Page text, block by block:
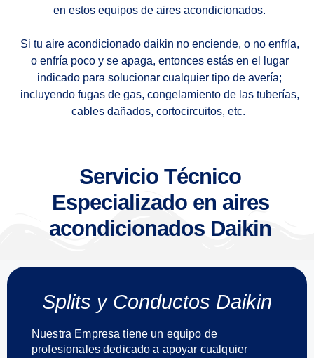
Servicio Técnico
Especializado en aires
acondicionados Daikin
en estos equipos de aires acondicionados.
Si tu aire acondicionado daikin no enciende, o no enfría,
o enfría poco y se apaga, entonces estás en el lugar
indicado para solucionar cualquier tipo de avería;
incluyendo fugas de gas, congelamiento de las tuberías,
cables dañados, cortocircuitos, etc.
Splits y Conductos Daikin
Nuestra Empresa tiene un equipo de
profesionales dedicado a apoyar cualquier